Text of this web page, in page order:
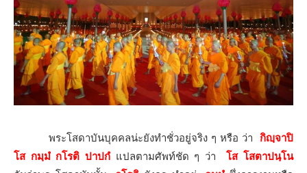
พระโสดาบันบุคคลน่ะยังทำชั่วอยู่จริง ๆ หรือ ว่า กิญฺจาปิ
โส กมฺมํ กโรติ ปาปกํ แปลตามศัพท์ชัด ๆ ว่าโส โสตาปนฺโน